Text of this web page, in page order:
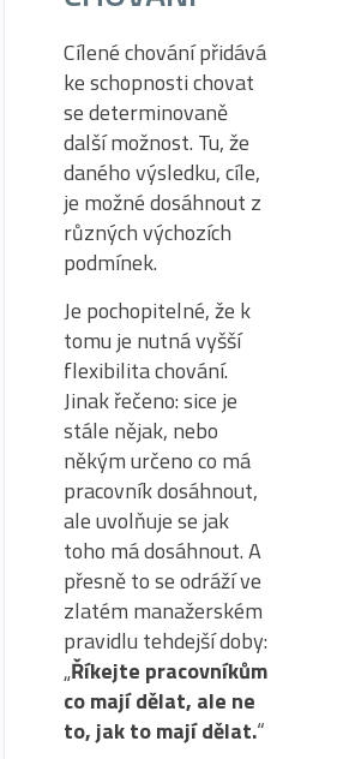
Cílené chování přidává
ke schopnosti chovat
se determinovaně
další možnost. Tu, že
daného výsledku, cíle,
je možné dosáhnout z
různých výchozích
podmínek.
Je pochopitelné, že k
tomu je nutná vyšší
flexibilita chování.
Jinak řečeno: sice je
stále nějak, nebo
někým určeno co má
pracovník dosáhnout,
ale uvolňuje se jak
toho má dosáhnout. A
přesně to se odráží ve
zlatém manažerském
pravidlu tehdejší doby:
„Říkejte pracovníkům
co mají dělat, ale ne
to, jak to mají dělat.“